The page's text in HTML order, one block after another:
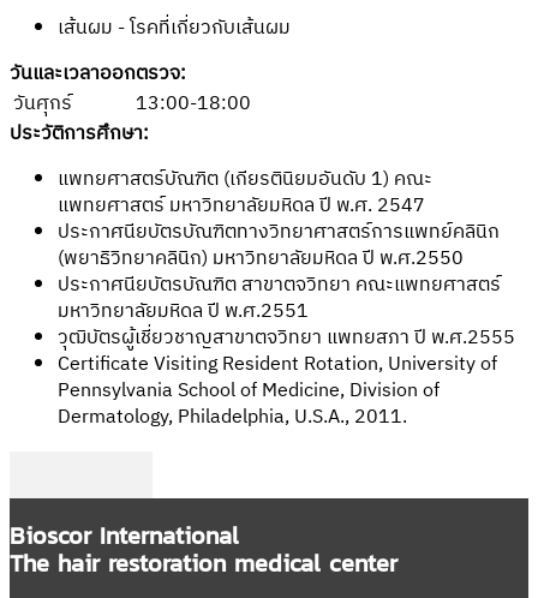
เส้นผม - โรคที่เกี่ยวกับเส้นผม
วันและเวลาออกตรวจ:
วันศุกร์
13:00-18:00
ประวัติการศึกษา:
แพทยศาสตร์บัณฑิต (เกียรตินิยมอันดับ 1) คณะ
แพทยศาสตร์ มหาวิทยาลัยมหิดล ปี พ.ศ. 2547
ประกาศนียบัตรบัณฑิตทางวิทยาศาสตร์การแพทย์คลินิก
(พยาธิวิทยาคลินิก) มหาวิทยาลัยมหิดล ปี พ.ศ.2550
ประกาศนียบัตรบัณฑิต สาขาตจวิทยา คณะแพทยศาสตร์
มหาวิทยาลัยมหิดล ปี พ.ศ.2551
วุฒิบัตรผู้เชี่ยวชาญสาขาตจวิทยา แพทยสภา ปี พ.ศ.2555
Certificate Visiting Resident Rotation, University of
Pennsylvania School of Medicine, Division of
Dermatology, Philadelphia, U.S.A., 2011.
Bioscor International
The hair restoration medical center